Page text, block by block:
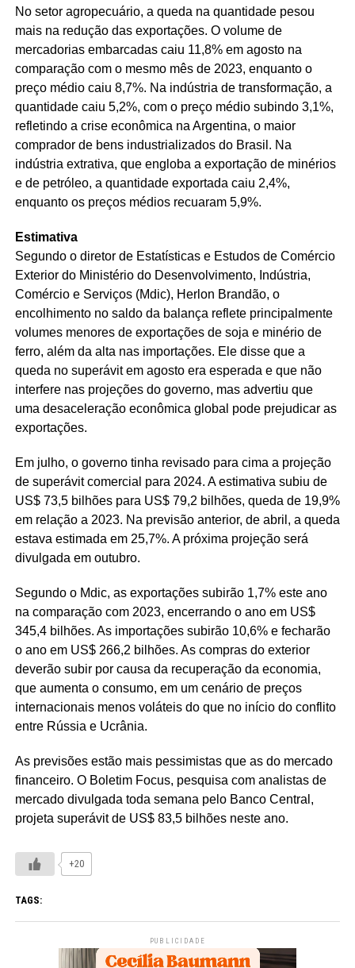
No setor agropecuário, a queda na quantidade pesou
mais na redução das exportações. O volume de
mercadorias embarcadas caiu 11,8% em agosto na
comparação com o mesmo mês de 2023, enquanto o
preço médio caiu 8,7%. Na indústria de transformação, a
quantidade caiu 5,2%, com o preço médio subindo 3,1%,
refletindo a crise econômica na Argentina, o maior
comprador de bens industrializados do Brasil. Na
indústria extrativa, que engloba a exportação de minérios
e de petróleo, a quantidade exportada caiu 2,4%,
enquanto os preços médios recuaram 5,9%.
Estimativa
Segundo o diretor de Estatísticas e Estudos de Comércio
Exterior do Ministério do Desenvolvimento, Indústria,
Comércio e Serviços (Mdic), Herlon Brandão, o
encolhimento no saldo da balança reflete principalmente
volumes menores de exportações de soja e minério de
ferro, além da alta nas importações. Ele disse que a
queda no superávit em agosto era esperada e que não
interfere nas projeções do governo, mas advertiu que
uma desaceleração econômica global pode prejudicar as
exportações.
Em julho, o governo tinha revisado para cima a projeção
de superávit comercial para 2024. A estimativa subiu de
US$ 73,5 bilhões para US$ 79,2 bilhões, queda de 19,9%
em relação a 2023. Na previsão anterior, de abril, a queda
estava estimada em 25,7%. A próxima projeção será
divulgada em outubro.
Segundo o Mdic, as exportações subirão 1,7% este ano
na comparação com 2023, encerrando o ano em US$
345,4 bilhões. As importações subirão 10,6% e fecharão
o ano em US$ 266,2 bilhões. As compras do exterior
deverão subir por causa da recuperação da economia,
que aumenta o consumo, em um cenário de preços
internacionais menos voláteis do que no início do conflito
entre Rússia e Ucrânia.
As previsões estão mais pessimistas que as do mercado
financeiro. O Boletim Focus, pesquisa com analistas de
mercado divulgada toda semana pelo Banco Central,
projeta superávit de US$ 83,5 bilhões neste ano.
+20
TAGS:
PUBLICIDADE